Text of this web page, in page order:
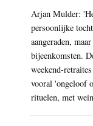
Arjan Mulder:
persoonlijke
aangeraden,
bijeenkomsten.
weekend-
vooral 'ongeloof
rituelen, met